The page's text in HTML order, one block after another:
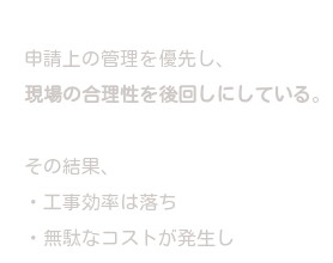
申請上の管理を優先し、
現場の合理性を後回しにしている。
その結果、
・工事効率は落ち
・無駄なコストが発生し